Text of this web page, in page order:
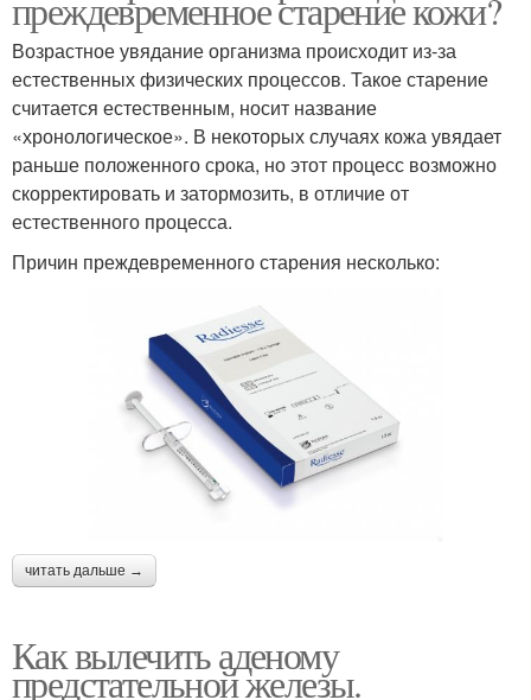
Возрастное увядание организма происходит из-за
естественных физических процессов. Такое старение
считается естественным, носит название
«хронологическое». В некоторых случаях кожа увядает
раньше положенного срока, но этот процесс возможно
скорректировать и затормозить, в отличие от
естественного процесса.
Причин преждевременного старения несколько:
читать дальше →
Как вылечить аденому
предстательной железы.